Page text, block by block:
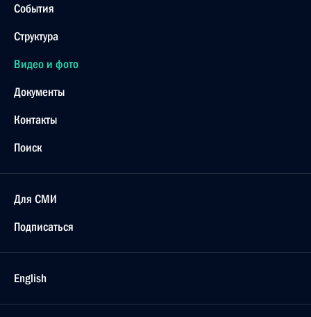
События
Структура
Видео и фото
Документы
Контакты
Поиск
Для СМИ
Подписаться
English